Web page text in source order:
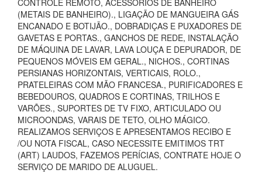
CONTROLE REMOTO, ACESSÓRIOS DE BANHEIRO
(METAIS DE BANHEIRO)., LIGAÇÃO DE MANGUEIRA GÁS
ENCANADO E BOTIJÃO., DOBRADIÇAS E PUXADORES DE
GAVETAS E PORTAS., GANCHOS DE REDE, INSTALAÇÃO
DE MÁQUINA DE LAVAR, LAVA LOUÇA E DEPURADOR, DE
PEQUENOS MÓVEIS EM GERAL., NICHOS., CORTINAS
PERSIANAS HORIZONTAIS, VERTICAIS, ROLO.,
PRATELEIRAS COM MÃO FRANCESA., PURIFICADORES E
BEBEDOUROS, QUADROS E CORTINAS, TRILHOS E
VARÕES., SUPORTES DE TV FIXO, ARTICULADO OU
MICROONDAS, VARAIS DE TETO, OLHO MÁGICO.
REALIZAMOS SERVIÇOS E APRESENTAMOS RECIBO E
/OU NOTA FISCAL, CASO NECESSITE EMITIMOS TRT
(ART) LAUDOS, FAZEMOS PERÍCIAS, CONTRATE HOJE O
SERVIÇO DE MARIDO DE ALUGUEL.